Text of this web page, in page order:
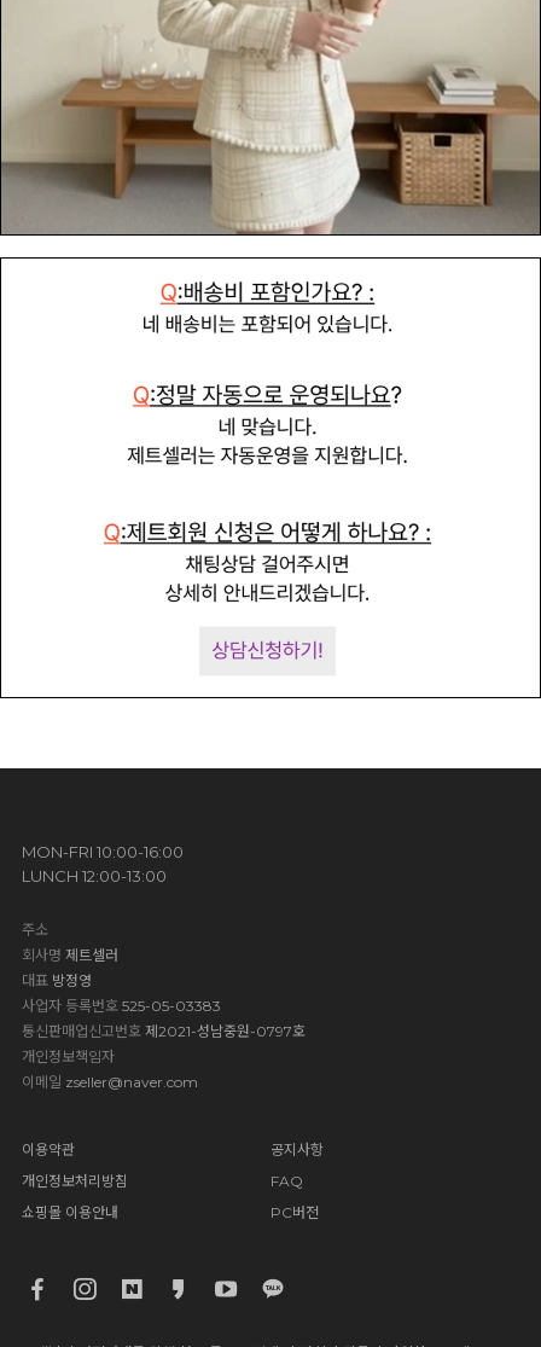
MON-FRI 10:00-16:00
LUNCH 12:00-13:00
주소
회사명 제트셀러
대표방정영
사업자 등록번호 525-05-03383
통신판매업신고번호 제2021-성남중원-0797호
개인정보책임자
이메일 zseller@naver.com
이용약관
개인정보처리방침
쇼핑몰 이용안내
공지사항
FAQ
PC버전